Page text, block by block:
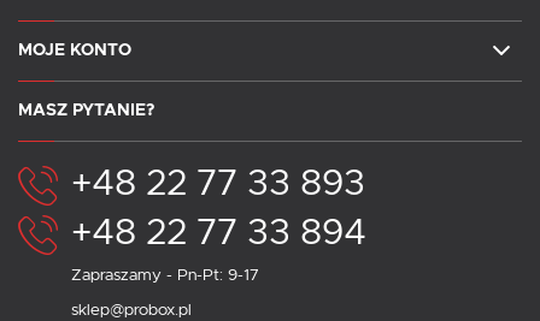
MOJE KONTO
MASZ PYTANIE?
+48 22 77 33 893
+48 22 77 33 894
Zapraszamy - Pn-Pt: 9-17
sklep@probox.pl